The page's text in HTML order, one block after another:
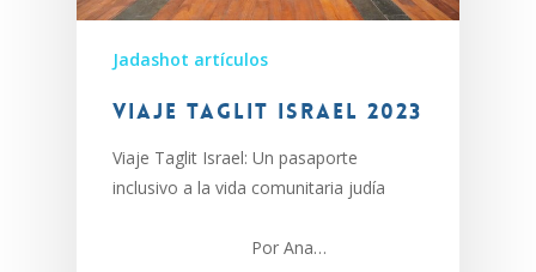
Jadashot artículos
Viaje Taglit Israel 2023
Viaje Taglit Israel: Un pasaporte
inclusivo a la vida comunitaria judía
Por Ana…